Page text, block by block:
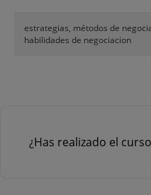
estrategias, métodos de
habilidades de negociacion
¿Has realizado el